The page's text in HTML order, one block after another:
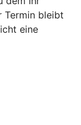
Termin bleibt
eine